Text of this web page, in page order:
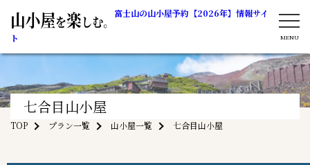
富士山の山小屋予約【2026年】情報サイ
ト
七合目山小屋
TOP プラン一覧 山小屋一覧 七合目山小屋